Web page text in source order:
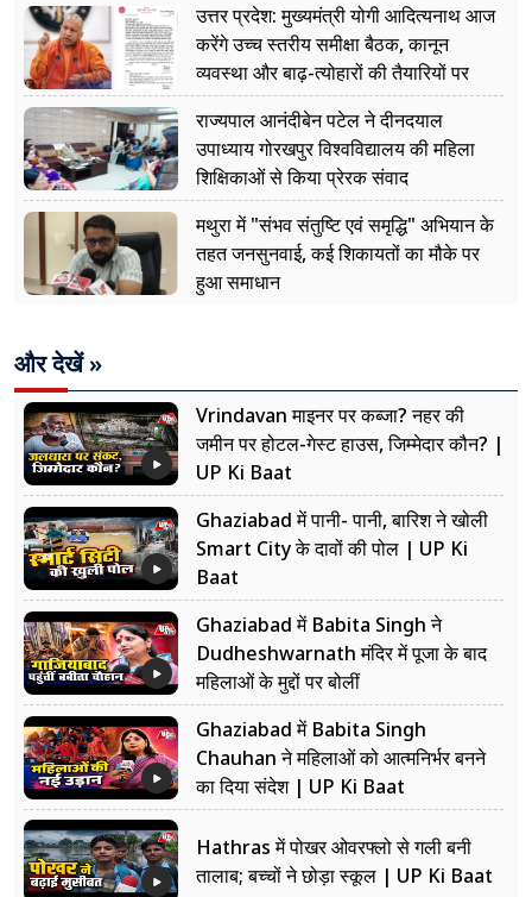
उत्तर प्रदेश: मुख्यमंत्री योगी आदित्यनाथ आज
करेंगे उच्च स्तरीय समीक्षा बैठक, कानून
व्यवस्था और बाढ़-त्योहारों की तैयारियों पर
नजर
राज्यपाल आनंदीबेन पटेल ने दीनदयाल
उपाध्याय गोरखपुर विश्वविद्यालय की महिला
शिक्षिकाओं से किया प्रेरक संवाद
मथुरा में "संभव संतुष्टि एवं समृद्धि" अभियान के
तहत जनसुनवाई, कई शिकायतों का मौके पर
हुआ समाधान
और देखें »
Vrindavan माइनर पर कब्जा? नहर की
जमीन पर होटल-गेस्ट हाउस, जिम्मेदार कौन? |
UP Ki Baat
Ghaziabad में पानी- पानी, बारिश ने खोली
Smart City के दावों की पोल | UP Ki
Baat
Ghaziabad में Babita Singh ने
Dudheshwarnath मंदिर में पूजा के बाद
महिलाओं के मुद्दों पर बोलीं
Ghaziabad में Babita Singh
Chauhan ने महिलाओं को आत्मनिर्भर बनने
का दिया संदेश | UP Ki Baat
Hathras में पोखर ओवरफ्लो से गली बनी
तालाब; बच्चों ने छोड़ा स्कूल | UP Ki Baat